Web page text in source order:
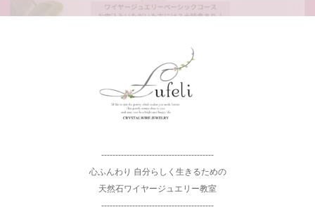
----------------------------------------
心ふんわり 自分らしく生きるための
天然石ワイヤージュエリー教室